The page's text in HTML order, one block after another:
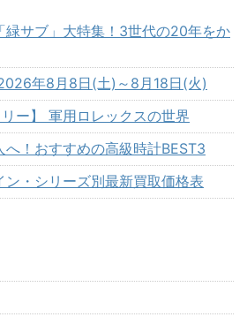
緑サブ」大特集！3世代の20年をか
年8月8日(土)～8月18日(火)
ー】 軍用ロレックスの世界
！おすすめの高級時計BEST3
ン・シリーズ別最新買取価格表